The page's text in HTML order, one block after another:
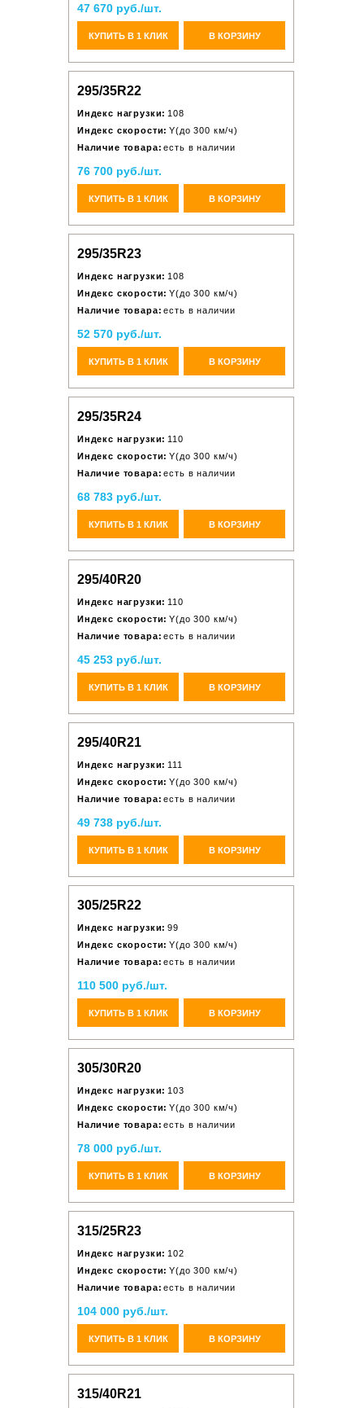
47 670 руб./шт.
КУПИТЬ В 1 КЛИК В КОРЗИНУ
295/35R22
Индекс нагрузки: 108
Индекс скорости: Y(до 300 км/ч)
Наличие товара: есть в наличии
76 700 руб./шт.
КУПИТЬ В 1 КЛИК В КОРЗИНУ
295/35R23
Индекс нагрузки: 108
Индекс скорости: Y(до 300 км/ч)
Наличие товара: есть в наличии
52 570 руб./шт.
КУПИТЬ В 1 КЛИК В КОРЗИНУ
295/35R24
Индекс нагрузки: 110
Индекс скорости: Y(до 300 км/ч)
Наличие товара: есть в наличии
68 783 руб./шт.
КУПИТЬ В 1 КЛИК В КОРЗИНУ
295/40R20
Индекс нагрузки: 110
Индекс скорости: Y(до 300 км/ч)
Наличие товара: есть в наличии
45 253 руб./шт.
КУПИТЬ В 1 КЛИК В КОРЗИНУ
295/40R21
Индекс нагрузки: 111
Индекс скорости: Y(до 300 км/ч)
Наличие товара: есть в наличии
49 738 руб./шт.
КУПИТЬ В 1 КЛИК В КОРЗИНУ
305/25R22
Индекс нагрузки: 99
Индекс скорости: Y(до 300 км/ч)
Наличие товара: есть в наличии
110 500 руб./шт.
КУПИТЬ В 1 КЛИК В КОРЗИНУ
305/30R20
Индекс нагрузки: 103
Индекс скорости: Y(до 300 км/ч)
Наличие товара: есть в наличии
78 000 руб./шт.
КУПИТЬ В 1 КЛИК В КОРЗИНУ
315/25R23
Индекс нагрузки: 102
Индекс скорости: Y(до 300 км/ч)
Наличие товара: есть в наличии
104 000 руб./шт.
КУПИТЬ В 1 КЛИК В КОРЗИНУ
315/40R21